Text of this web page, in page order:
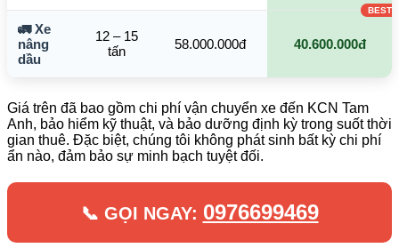
🚛 Xe
nâng
dầu
12 – 15
tấn
58.000.000đ 40.600.000đ
Giá trên đã bao gồm chi phí vận chuyển xe đến KCN Tam
Anh, bảo hiểm kỹ thuật, và bảo dưỡng định kỳ trong suốt thời
gian thuê. Đặc biệt, chúng tôi không phát sinh bất kỳ chi phí
ẩn nào, đảm bảo sự minh bạch tuyệt đối.
📞 GỌI NGAY: 0976699469